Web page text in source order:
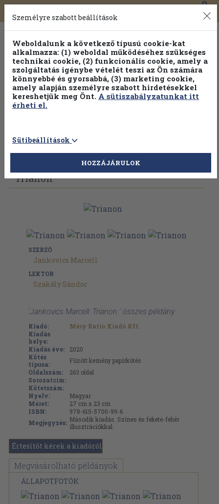
Toggle
navigation
0
Vissza az előző oldalra Válasszon példányt
Trianon
SZERZŐ
Jankovics Marcell
LEKTOR
Szakály Sándor
'Jankovics Marcell: Trianon ' összes példány
Kiadó:
Méry Ratio Kiadó Kft.
Kiadás
helye:
Kiadás éve:
2020
Kötés
típusa:
Fűzött kemény papírkötés
Oldalszám:
263 oldal
Sorozatcím:
Kötetszám:
Nyelv:
Magyar
Méret:
27 cm x 23 cm
ISBN:
978-615-5700-99-6
Megjegyzés: Második kiadás. Színes és fekete-fehér
illusztrációkkal.
Értesítőt kérek a kiadóról
Megvásárolható példányok
ÁLLAPOTFOTÓK
Személyre szabott beállítások
Weboldalunk a következő típusú cookie-kat
alkalmazza: (1) weboldal működéséhez szükséges
technikai cookie, (2) funkcionális cookie, amely a
szolgáltatás igénybe vételét teszi az Ön számára
könnyebbé és gyorsabbá, (3) marketing cookie,
amely alapján személyre szabott hirdetésekkel
kereshetjük meg Önt. A sütiszabályzatunkat itt
érheti el.
Sütibeállítások
HOZZÁJÁRULOK